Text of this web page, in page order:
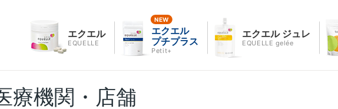
エクエル
EQUELLE
エクエル
プチプラス
Petit+
エクエル ジュレ
EQUELLE gelée
療機関・店舗